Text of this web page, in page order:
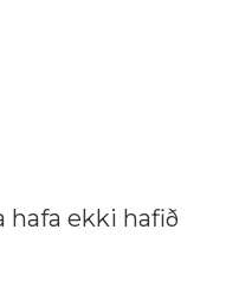
hafa ekki hafið